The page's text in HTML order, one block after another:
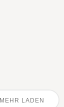
MEHR LADEN